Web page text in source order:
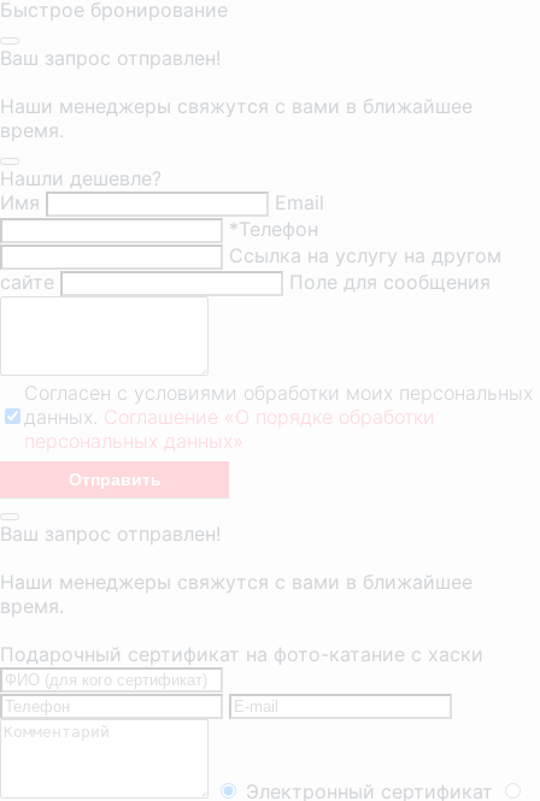
Быстрое бронирование
Ваш запрос отправлен!
Наши менеджеры свяжутся с вами в ближайшее
время.
Нашли дешевле?
Имя
Email
*Телефон
Ссылка на услугу на другом
сайте
Поле для сообщения
Согласен с условиями обработки моих персональных
данных. Соглашение «О порядке обработки
персональных данных»
Ваш запрос отправлен!
Наши менеджеры свяжутся с вами в ближайшее
время.
Подарочный сертификат на фото-катание с хаски
Электронный сертификат